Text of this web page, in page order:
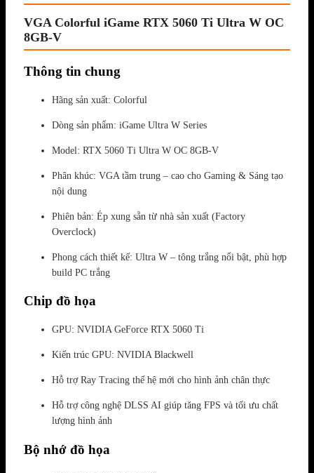
VGA Colorful iGame RTX 5060 Ti Ultra W OC
8GB-V
Thông tin chung
Hãng sản xuất: Colorful
Dòng sản phẩm: iGame Ultra W Series
Model: RTX 5060 Ti Ultra W OC 8GB-V
Phân khúc: VGA tầm trung – cao cho Gaming & Sáng tạo
nội dung
Phiên bản: Ép xung sẵn từ nhà sản xuất (Factory
Overclock)
Phong cách thiết kế: Ultra W – tông trắng nổi bật, phù hợp
build PC trắng
Chip đồ họa
GPU: NVIDIA GeForce RTX 5060 Ti
Kiến trúc GPU: NVIDIA Blackwell
Hỗ trợ Ray Tracing thế hệ mới cho hình ảnh chân thực
Hỗ trợ công nghệ DLSS AI giúp tăng FPS và tối ưu chất
lượng hình ảnh
Bộ nhớ đồ họa